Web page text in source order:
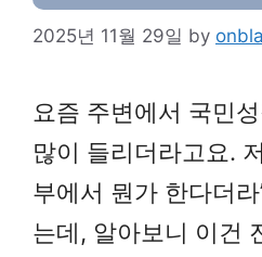
2025년 11월 29일 by
요즘 주변에서 국민
많이 들리더라고요.
부에서 뭔가 한다더
는데, 알아보니 이건